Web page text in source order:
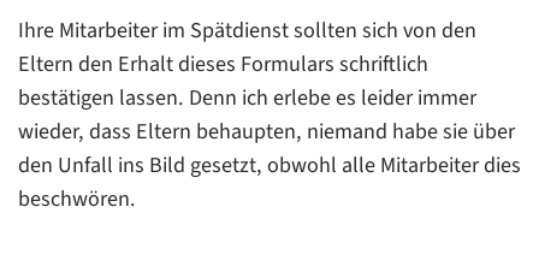
Ihre Mitarbeiter im Spätdienst sollten sich von den
Eltern den Erhalt dieses Formulars schriftlich
bestätigen lassen. Denn ich erlebe es leider immer
wieder, dass Eltern behaupten, niemand habe sie über
den Unfall ins Bild gesetzt, obwohl alle Mitarbeiter dies
beschwören.